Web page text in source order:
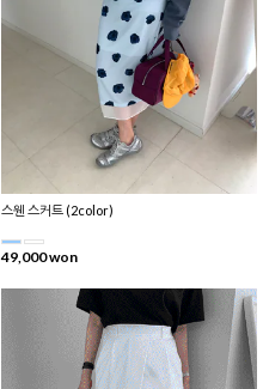
스웬 스커트 (2color)
49,000 won